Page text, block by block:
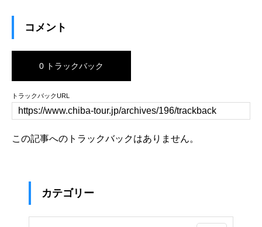
コメント
0 トラックバック
トラックバックURL
この記事へのトラックバックはありません。
カテゴリー